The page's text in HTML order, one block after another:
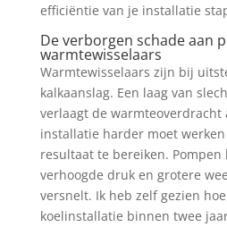
efficiëntie van je installatie
De verborgen schade aan
warmtewisselaars
Warmtewisselaars zijn bij
kalkaanslag. Een laag van
verlaagt de warmteoverdracht
installatie harder moet
resultaat te bereiken.
verhoogde druk en grotere
versnelt. Ik heb zelf gezien
koelinstallatie binnen twee